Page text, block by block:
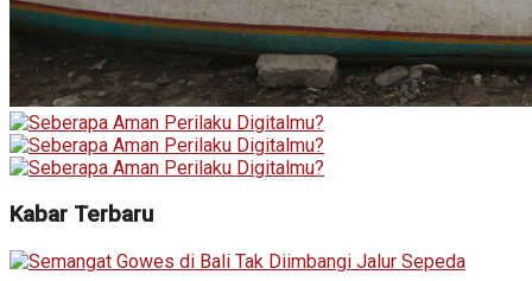
Kabar Terbaru